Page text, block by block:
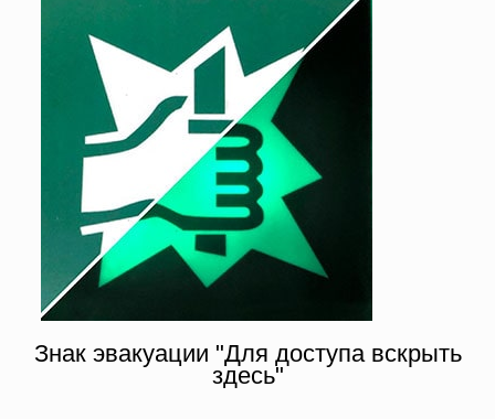
Знак эвакуации "Для доступа вскрыть
здесь"